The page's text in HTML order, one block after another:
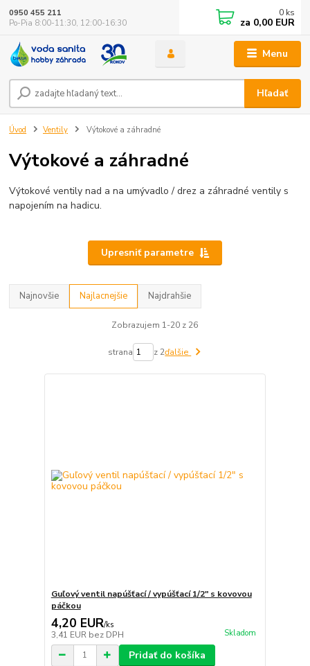
Menu
Hľadať
0950 455 211
Po-Pia 8:00-11:30, 12:00-16:30
0 ks
za 0,00 EUR
Úvod Ventily Výtokové a záhradné
Výtokové a záhradné
Výtokové ventily nad a na umývadlo / drez a záhradné ventily s
napojením na hadicu.
Upresniť parametre
Najnovšie Najlacnejšie Najdrahšie
Zobrazujem 1-20 z 26
strana z 2ďalšie
Guľový ventil napúšťací / vypúšťací 1/2" s kovovou
páčkou
4,20 EUR/ks
3,41 EUR bez DPH Skladom
Pridať do košíka